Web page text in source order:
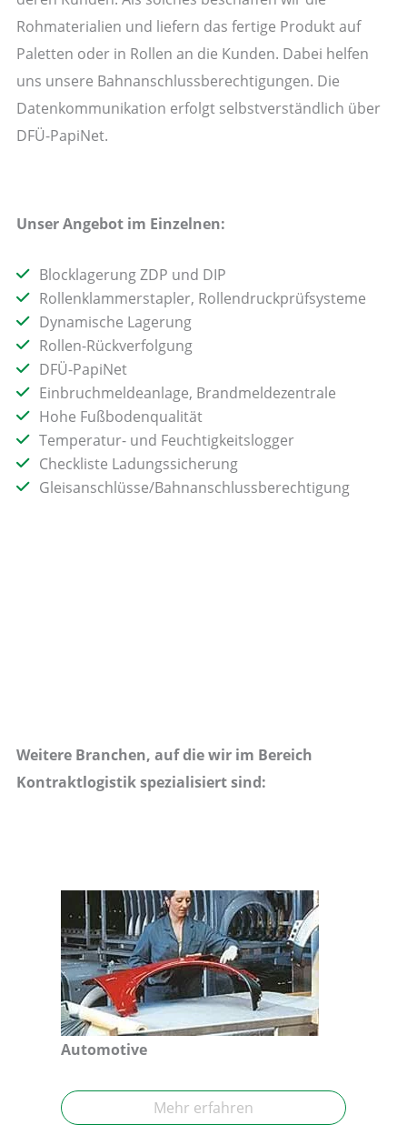
Rohmaterialien und liefern das fertige Produkt auf
Paletten oder in Rollen an die Kunden. Dabei helfen
uns unsere Bahnanschlussberechtigungen. Die
Datenkommunikation erfolgt selbstverständlich über
DFÜ-PapiNet.
Unser Angebot im Einzelnen:
Blocklagerung ZDP und DIP
Rollenklammerstapler, Rollendruckprüfsysteme
Dynamische Lagerung
Rollen-Rückverfolgung
DFÜ-PapiNet
Einbruchmeldeanlage, Brandmeldezentrale
Hohe Fußbodenqualität
Temperatur- und Feuchtigkeitslogger
Checkliste Ladungssicherung
Gleisanschlüsse/Bahnanschlussberechtigung
Weitere Branchen, auf die wir im Bereich
Kontraktlogistik spezialisiert sind:
Automotive
Mehr erfahren